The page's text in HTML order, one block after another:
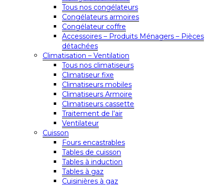
Tous nos congélateurs
Congélateurs armoires
Congélateur coffre
Accessoires – Produits Ménagers – Pièces
détachées
Climatisation – Ventilation
Tous nos climatiseurs
Climatiseur fixe
Climatiseurs mobiles
Climatiseurs Armoire
Climatiseurs cassette
Traitement de l’air
Ventilateur
Cuisson
Fours encastrables
Tables de cuisson
Tables à induction
Tables à gaz
Cuisinières à gaz